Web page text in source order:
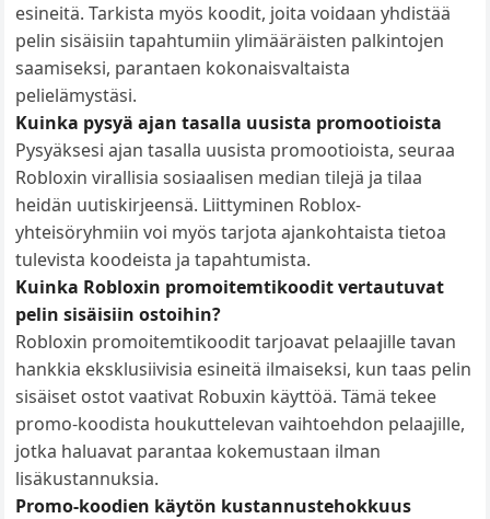
esineitä. Tarkista myös koodit, joita voidaan yhdistää
pelin sisäisiin tapahtumiin ylimääräisten palkintojen
saamiseksi, parantaen kokonaisvaltaista
pelielämystäsi.
Kuinka pysyä ajan tasalla uusista promootioista
Pysyäksesi ajan tasalla uusista promootioista, seuraa
Robloxin virallisia sosiaalisen median tilejä ja tilaa
heidän uutiskirjeensä. Liittyminen Roblox-
yhteisöryhmiin voi myös tarjota ajankohtaista tietoa
tulevista koodeista ja tapahtumista.
Kuinka Robloxin promoitemtikoodit vertautuvat
pelin sisäisiin ostoihin?
Robloxin promoitemtikoodit tarjoavat pelaajille tavan
hankkia eksklusiivisia esineitä ilmaiseksi, kun taas pelin
sisäiset ostot vaativat Robuxin käyttöä. Tämä tekee
promo-koodista houkuttelevan vaihtoehdon pelaajille,
jotka haluavat parantaa kokemustaan ilman
lisäkustannuksia.
Promo-koodien käytön kustannustehokkuus